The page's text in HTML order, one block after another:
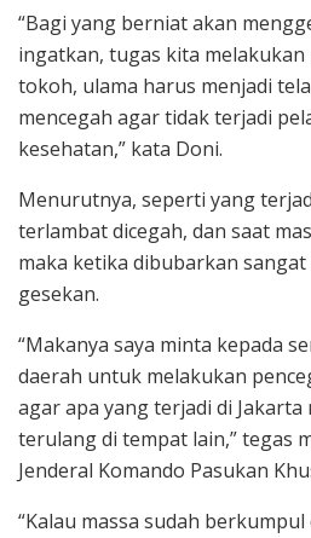
“Bagi yang berniat akan
ingatkan, tugas kita melakukan
tokoh, ulama harus menjadi
mencegah agar tidak terjadi
kesehatan,” kata Doni.
Menurutnya, seperti yang
terlambat dicegah, dan saat
maka ketika dibubarkan
gesekan.
“Makanya saya minta kepada
daerah untuk melakukan
agar apa yang terjadi di
terulang di tempat lain,” tegas
Jenderal Komando Pasukan
“Kalau massa sudah